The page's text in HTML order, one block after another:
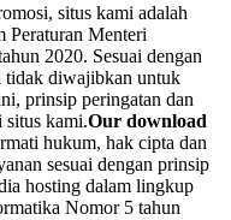
situs kami adalah
Peraturan Menteri
2020. Sesuai dengan
tidak diwajibkan untuk
prinsip peringatan dan
situs kami.Our download
hukum, hak cipta dan
sesuai dengan prinsip
hosting dalam lingkup
Nomor 5 tahun